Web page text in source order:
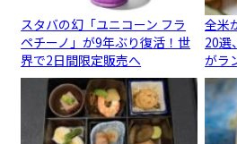
スタバの幻「ユニコーン フラ
ペチーノ」が9年ぶり復活！世
界で2日間限定販売へ
全米
20選
がラ